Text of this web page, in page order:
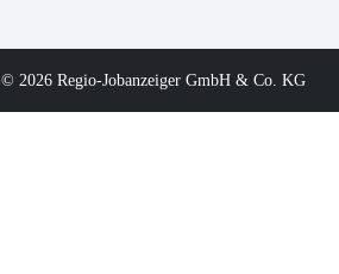
© 2026 Regio-Jobanzeiger GmbH & Co. KG